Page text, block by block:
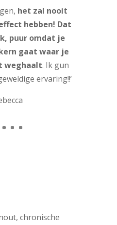
het zal nooit
hebben! Dat
puur omdat je
gaat waar je
weghaalt. Ik gun
ervaring!!’
chronische